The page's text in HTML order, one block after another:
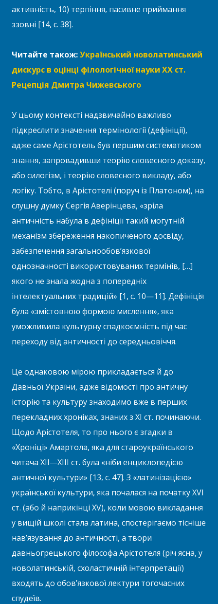
активність, 10) терпіння, пасивне приймання
ззовні [14, с. 38].
Читайте також:Український новолатинський
дискурс в оцінці філологічної науки XX ст.
Рецепція Дмитра Чижевського
У цьому контексті надзвичайно важливо
підкреслити значення термінології (дефініції),
адже саме Арістотель був першим систематиком
знання, запровадивши теорію словесного доказу,
або силогізм, і теорію словесного викладу, або
логіку. Тобто, в Арістотелі (поруч із Платоном), на
слушну думку Сергія Аверінцева, «зріла
античність набула в дефініції такий могутній
механізм збереження накопиченого досвіду,
забезпечення загальнообов’язкової
однозначності використовуваних термінів, […]
якого не знала жодна з попередніх
інтелектуальних традицій» [1, с. 10—11]. Дефініція
була «змістовною формою мислення», яка
уможливила культурну спадкоємність під час
переходу від античності до середньовіччя.
Це однаковою мірою прикладається й до
Давньої України, адже відомості про античну
історію та культуру знаходимо вже в перших
перекладних хроніках, знаних з ХІ ст. починаючи.
Щодо Арістотеля, то про нього є згадки в
«Хроніці» Амартола, яка для староукраїнського
читача ХІІ—ХІІІ ст. була «ніби енциклопедією
античної культури» [13, с. 47]. З «латинізацією»
української культури, яка почалася на початку XVI
ст. (або й наприкінці XV), коли мовою викладання
у вищій школі стала латина, спостерігаємо тісніше
нав’язування до античності, а твори
давньогрецького філософа Арістотеля (річ ясна, у
новолатинській, схоластичній інтерпретації)
входять до обов’язкової лектури тогочасних
спудеїв.